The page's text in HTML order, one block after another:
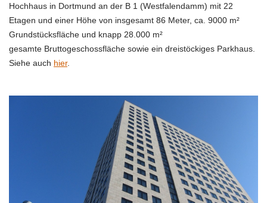
Hochhaus in Dortmund an der B 1 (Westfalendamm) mit 22
Etagen und einer Höhe von insgesamt 86 Meter, ca. 9000 m²
Grundstücksfläche und knapp 28.000 m²
gesamte Bruttogeschossfläche sowie ein dreistöckiges Parkhaus.
Siehe auch hier.